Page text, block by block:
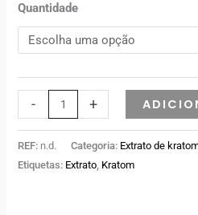
Quantidade
- +
REF: n.d. Categoria: Extrato de
Etiquetas: Extrato Kratom